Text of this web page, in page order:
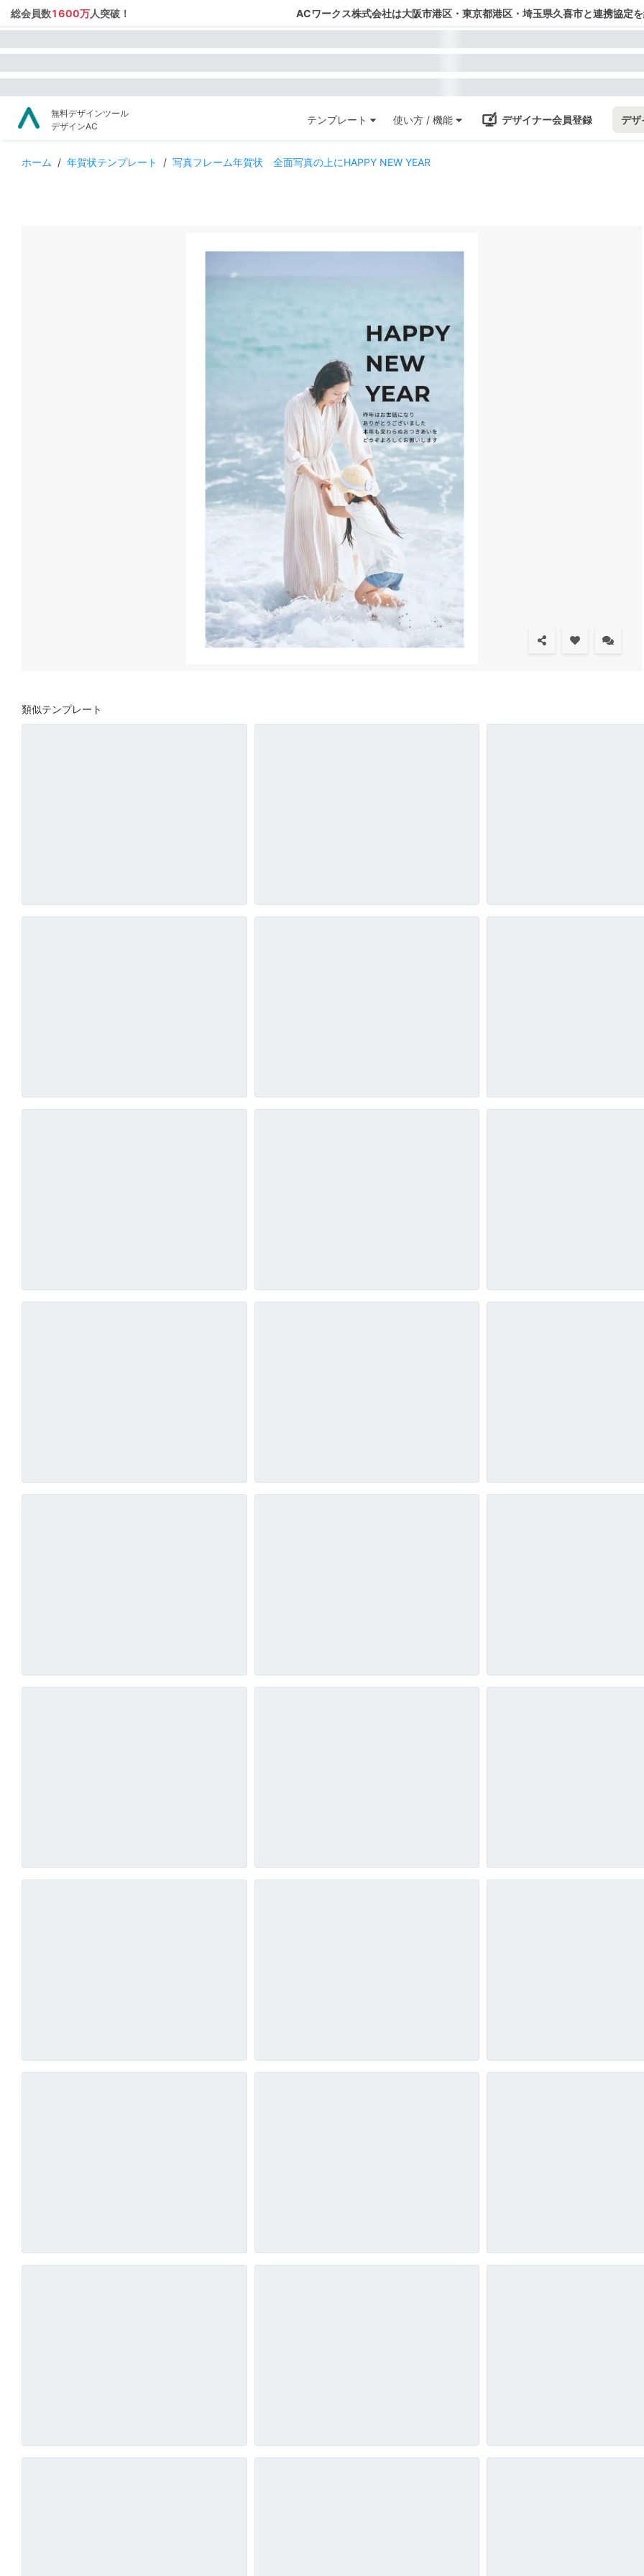
総会員数1600万人突破！ ACワークス株式会社は大阪市港区・東京都港区・埼玉県久喜市と連携協定
無料デザインツール
デザインAC
テンプレート 使い方 / 機能 デザイナー会員登録 デザ
ホーム / 年賀状テンプレート / 写真フレーム年賀状 全面写真の上にHAPPY NEW YEAR
類似テンプレート